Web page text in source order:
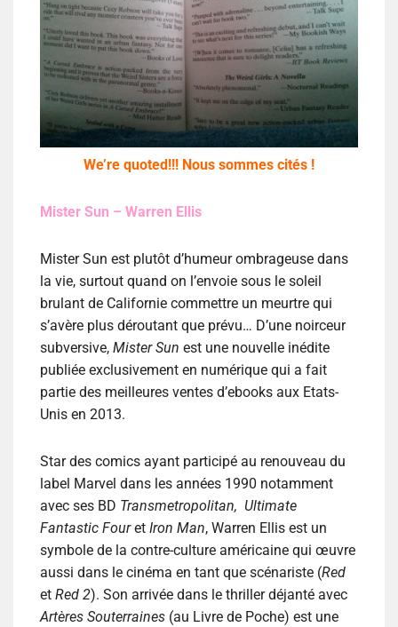
We’re quoted!!! Nous sommes cités !
Mister Sun – Warren Ellis
Mister Sun est plutôt d’humeur ombrageuse dans
la vie, surtout quand on l’envoie sous le soleil
brulant de Californie commettre un meurtre qui
s’avère plus déroutant que prévu… D’une noirceur
subversive, Mister Sun est une nouvelle inédite
publiée exclusivement en numérique qui a fait
partie des meilleures ventes d’ebooks aux Etats-
Unis en 2013.
Star des comics ayant participé au renouveau du
label Marvel dans les années 1990 notamment
avec ses BD Transmetropolitan, Ultimate
Fantastic Fouret Iron Man, Warren Ellis est un
symbole de la contre-culture américaine qui œuvre
aussi dans le cinéma en tant que scénariste (Red
et Red 2). Son arrivée dans le thriller déjanté avec
Artères Souterraines (au Livre de Poche) est une